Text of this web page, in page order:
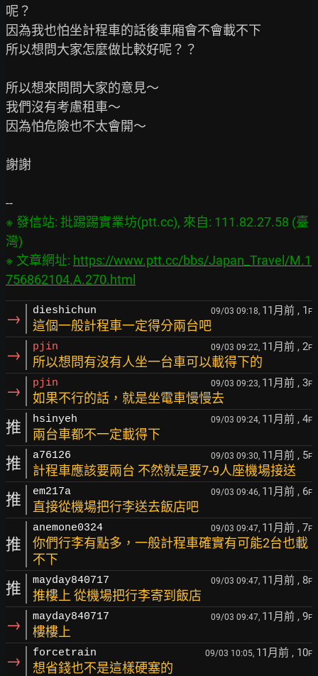
呢？
因為我也怕坐計程車的話後車廂會不會載不下
所以想問大家怎麼做比較好呢？？
所以想來問問大家的意見～
我們沒有考慮租車～
因為怕危險也不太會開～
謝謝
※ 發信站: 批踢踢實業坊(ptt.cc), 來自: 111.82.27.58 (臺
灣)
※ 文章網址: https://www.ptt.cc/bbs/Japan_Travel/M.1
756862104.A.270.html
→ dieshichun 09/03 09:18, 11月前 , 1 F
這個一般計程車一定得分兩台吧
→ pjin 09/03 09:22, 11月前 , 2F
所以想問有沒有人坐一台車可以載得下的
→ pjin 09/03 09:23, 11月前 , 3F
如果不行的話，就是坐電車慢慢去
推 hsinyeh 09/03 09:24, 11月前 , 4F
兩台車都不一定載得下
推 a76126 09/03 09:30, 11月前 , 5F
計程車應該要兩台 不然就是要7-9人座機場接送
推 em217a 09/03 09:46, 11月前 , 6F
直接從機場把行李送去飯店吧
推
anemone0324 09/03 09:47, 11月前 , 7F
你們行李有點多，一般計程車確實有可能2台也載
不下
推 mayday840717 09/03 09:47, 11月前 , 8F
推樓上 從機場把行李寄到飯店
→ mayday840717 09/03 09:47, 11月前 , 9F
樓樓上
→ forcetrain 09/03 10:05, 11月前 , 10F
想省錢也不是這樣硬塞的